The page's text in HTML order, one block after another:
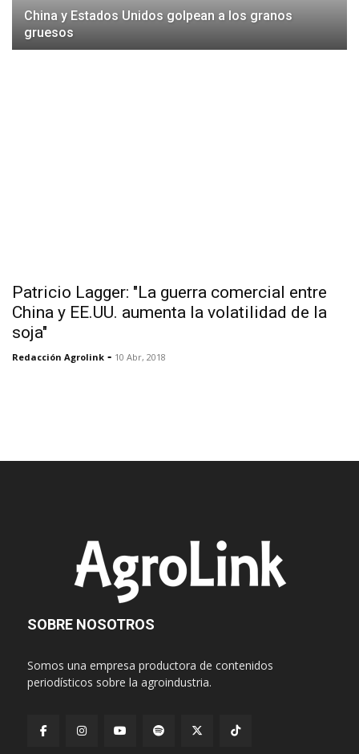
China y Estados Unidos golpean a los granos
gruesos
Patricio Lagger: "La guerra comercial entre
China y EE.UU. aumenta la volatilidad de la
soja"
Redacción Agrolink - 10 Abr, 2018
SOBRE NOSOTROS
Somos una empresa productora de contenidos
periodísticos sobre la agroindustria.